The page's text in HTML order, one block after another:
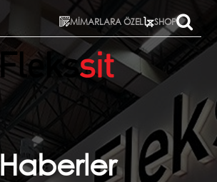
MİMARLARA ÖZEL SHOP
Haberler